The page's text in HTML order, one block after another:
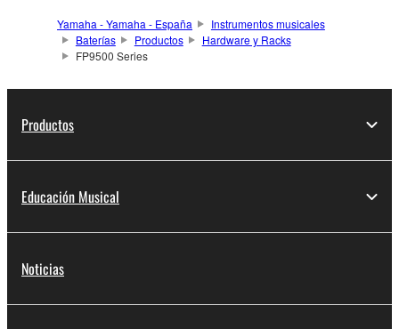
Yamaha - Yamaha - España
Instrumentos musicales
Baterías
Productos
Hardware y Racks
FP9500 Series
Productos
Educación Musical
Noticias